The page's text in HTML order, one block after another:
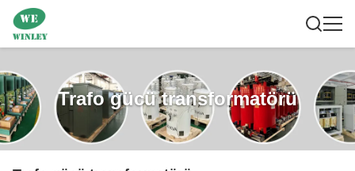
Trafo gücü transformatörü